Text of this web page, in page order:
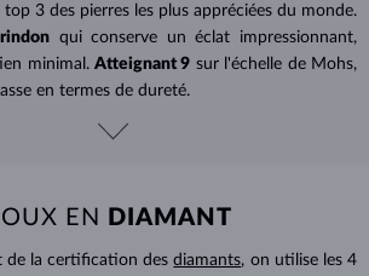
3 des pierres les plus appréciées du monde.
qui conserve un éclat impressionnant,
minimal. Atteignant 9 sur l'échelle de Mohs,
en termes de dureté.
EN DIAMANT
de la certification desdiamants, on utilise les 4